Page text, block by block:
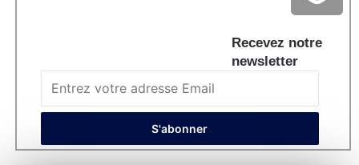
Recevez notre
newsletter